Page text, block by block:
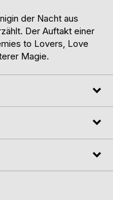
der Nacht aus
Der Auftakt einer
to Lovers, Love
Magie.